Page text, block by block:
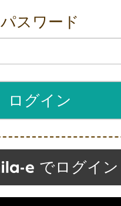
パスワード
でログイン